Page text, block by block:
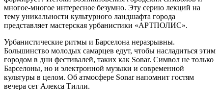
многое-многое интересное безумно. Эту серию лекций на
тему уникальности культурного ландшафта города
представляет мастерская урбанистики «АРТПОЛИС».
Урбанистические ритмы и Барселона неразрывны.
Большинство молодых самарцев едут, чтобы насладиться этим
городом в дни фестивалей, таких как Sonar. Символ не только
Барселоны, но и электронной музыки и современной
культуры в целом. Об атмосфере Sonar напомнит гостям
вечера сет Алекса Тилли.